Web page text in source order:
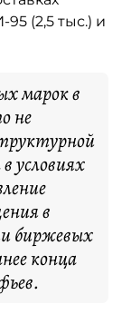
(2,5 тыс.) и
марок в
не
условиях
в
биржевых
конца